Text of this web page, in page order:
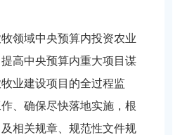
领域中央预算内投资农业
高中央预算内重大项目谋
业建设项目的全过程监
、确保尽快落地实施，根
相关规章、规范性文件规